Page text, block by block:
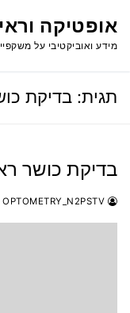
לתוכןאופטיקה
מידע ואוביקטיבי על
תגית: בדיקת
בדיקת כושר